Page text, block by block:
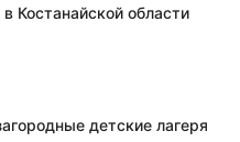
Костанайской области
детские лагеря